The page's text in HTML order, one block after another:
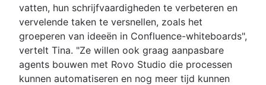
vatten, hun schrijfvaardigheden te verbeteren en
vervelende taken te versnellen, zoals het
groeperen van ideeën in Confluence-whiteboards",
vertelt Tina. "Ze willen ook graag aanpasbare
agents bouwen met Rovo Studio die processen
kunnen automatiseren en nog meer tijd kunnen